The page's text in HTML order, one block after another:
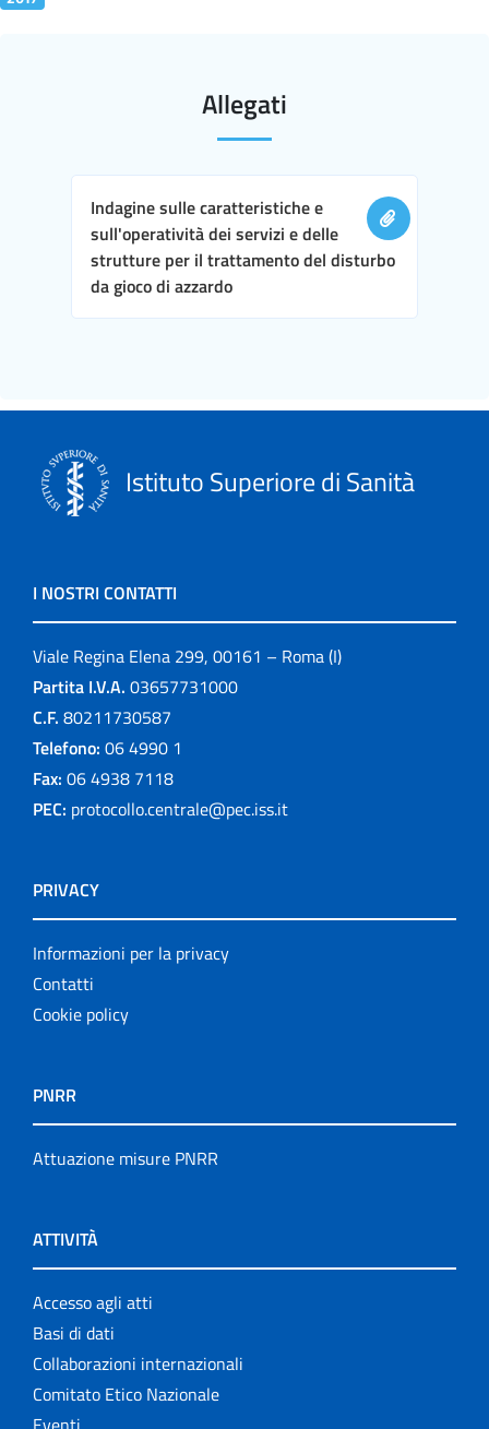
Allegati
Indagine sulle caratteristiche e
sull'operatività dei servizi e delle
strutture per il trattamento del disturbo
da gioco di azzardo
Istituto Superiore di Sanità
I NOSTRI CONTATTI
Viale Regina Elena 299, 00161 – Roma (I)
Partita I.V.A. 03657731000
C.F. 80211730587
Telefono: 06 4990 1
Fax: 06 4938 7118
PEC: protocollo.centrale@pec.iss.it
PRIVACY
Informazioni per la privacy
Contatti
Cookie policy
PNRR
Attuazione misure PNRR
ATTIVITÀ
Accesso agli atti
Basi di dati
Collaborazioni internazionali
Comitato Etico Nazionale